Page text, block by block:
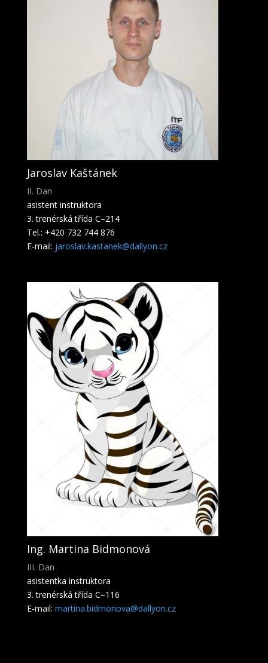
Jaroslav Kaštánek
II. Dan
asistent instruktora
3. trenérská třída C–214
Tel.: +420 732 744 876
E-mail: jaroslav.kastanek@dallyon.cz
Ing. Martina Bidmonová
III. Dan
asistentka instruktora
3. trenérská třída C–116
E-mail: martina.bidmonova@dallyon.cz